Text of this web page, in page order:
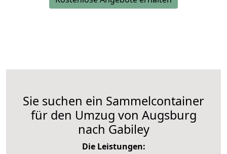
Sie suchen ein Sammelcontainer
für den Umzug von Augsburg
nach Gabiley
Die Leistungen: